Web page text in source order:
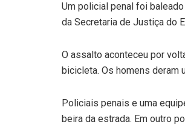
Um policial penal foi
da Secretaria de Justiça do
O assalto aconteceu por
bicicleta. Os homens deram
Policiais penais e uma
beira da estrada. Em outro